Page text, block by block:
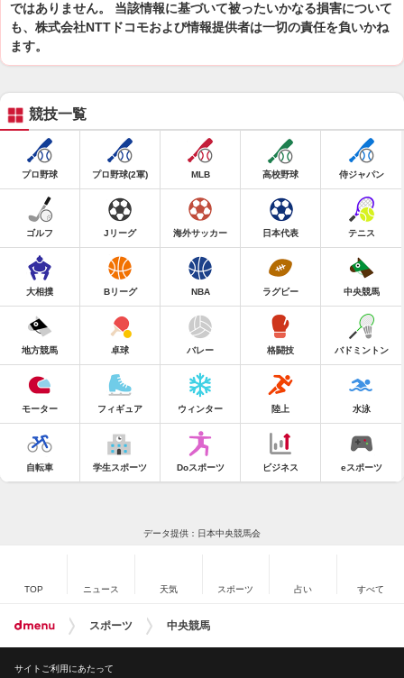
ではありません。 当該情報に基づいて被ったいかなる損害について
も、株式会社NTTドコモおよび情報提供者は一切の責任を負いかね
ます。
競技一覧
プロ野球 プロ野球(2軍) MLB 高校野球 侍ジャパン
ゴルフ Jリーグ 海外サッカー 日本代表 テニス
大相撲 Bリーグ NBA ラグビー 中央競馬
地方競馬 卓球 バレー 格闘技 バドミントン
モーター フィギュア ウィンター 陸上 水泳
自転車 学生スポーツ Doスポーツ ビジネス eスポーツ
データ提供：日本中央競馬会
TOP ニュース 天気 スポーツ 占い すべて
スポーツ 中央競馬
サイトご利用にあたって